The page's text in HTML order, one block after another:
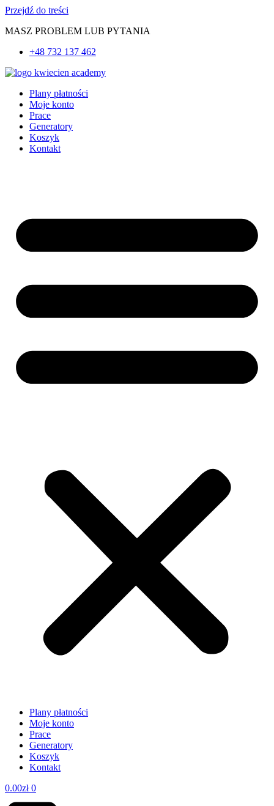
Przejdź do treści
MASZ PROBLEM LUB PYTANIA
+48 732 137 462
Plany płatności
Moje konto
Prace
Generatory
Koszyk
Kontakt
Plany płatności
Moje konto
Prace
Generatory
Koszyk
Kontakt
0.00zł 0